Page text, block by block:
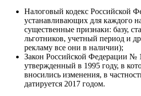
Налоговый кодекс Российской
устанавливающих для каждого
существенные признаки: базу,
льготников, учетный период и
рекламу все они в наличии);
Закон Российской Федерации №
утвержденный в 1995 году, в
вносились изменения, в
датируется 2017 годом.